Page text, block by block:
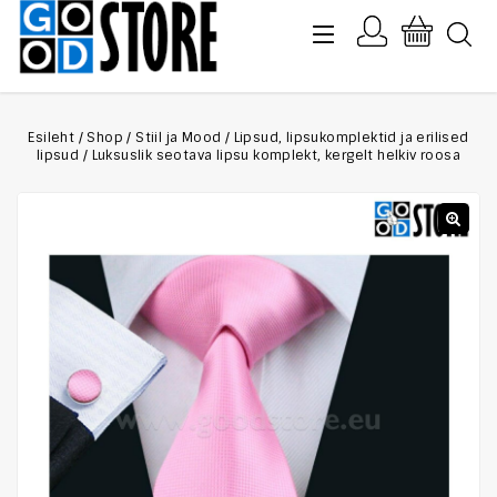
Esileht / Shop / Stiil ja Mood / Lipsud, lipsukomplektid ja erilised
lipsud / Luksuslik seotava lipsu komplekt, kergelt helkiv roosa